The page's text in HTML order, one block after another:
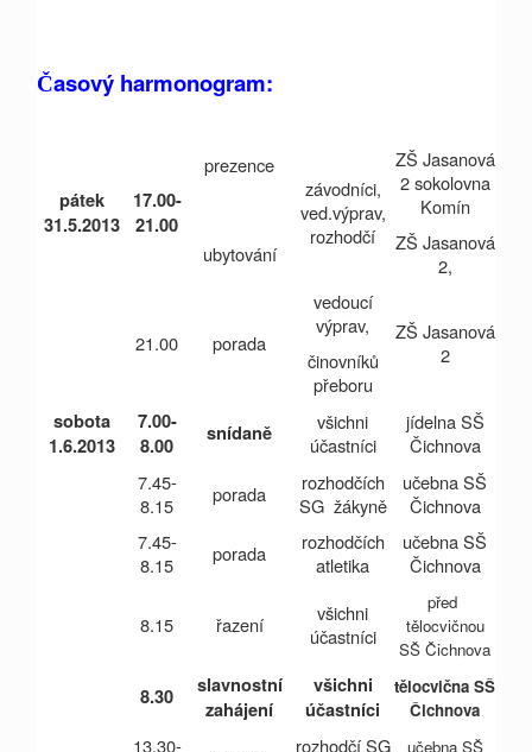
Časový harmonogram:
pátek
31.5.2013
17.00-
21.00
prezence
závodníci,
ved.výprav,
rozhodčí
ZŠ Jasanová
2 sokolovna
Komín
ubytování
ZŠ Jasanová
2,
21.00 porada
vedoucí
výprav,
činovníků
přeboru
ZŠ Jasanová
2
sobota
1.6.2013
7.00-
8.00
snídaně
všichni
účastníci
jídelna SŠ
Čichnova
7.45-
8.15
porada
rozhodčích
SG žákyně
učebna SŠ
Čichnova
7.45-
8.15
porada
rozhodčích
atletika
učebna SŠ
Čichnova
8.15 řazení
všichni
účastníci
před
tělocvičnou
SŠ Čichnova
8.30
slavnostní
zahájení
všichni
účastníci
tělocvična SŠ
Čichnova
13.30-
rozhodčí SG
učebna SŠ